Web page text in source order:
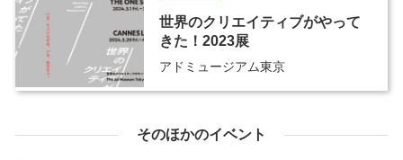
世界のクリエイティブがやって
きた！2023展
アドミュージアム東京
そのほかのイベント